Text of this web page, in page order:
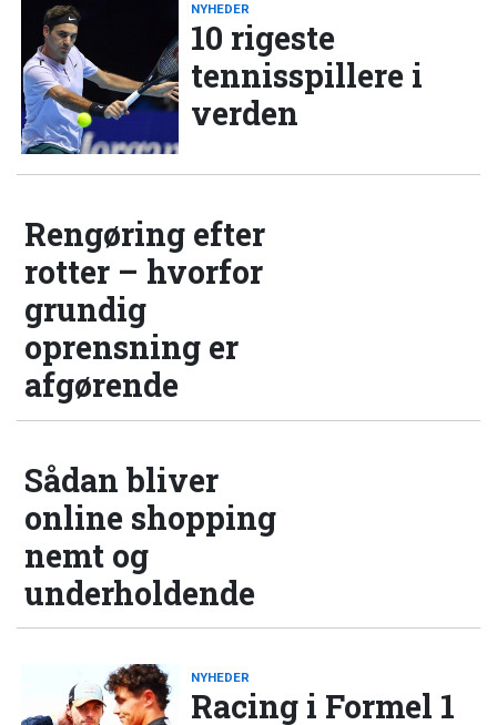
NYHEDER
10 rigeste
tennisspillere i
verden
Rengøring efter
rotter – hvorfor
grundig
oprensning er
afgørende
Sådan bliver
online shopping
nemt og
underholdende
NYHEDER
Racing i Formel 1